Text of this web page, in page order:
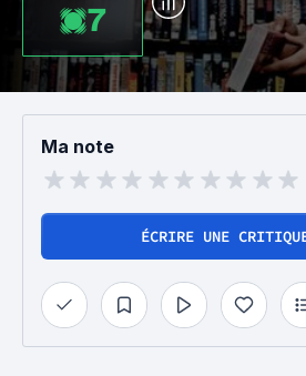
7
Ma note
ÉCRIRE UNE